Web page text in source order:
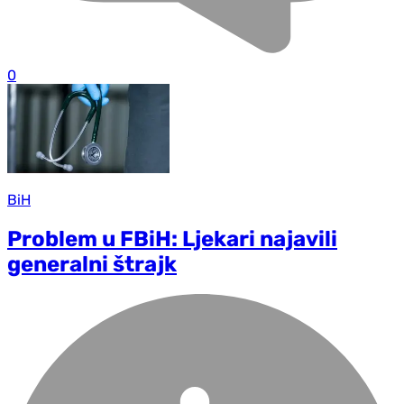
0
BiH
Problem u FBiH: Ljekari najavili
generalni štrajk